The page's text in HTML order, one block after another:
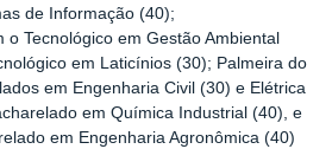
de Informação (40);
o Tecnológico em Gestão Ambiental
em Laticínios (30); Palmeira do
em Engenharia Civil (30) e Elétrica
em Química Industrial (40), e
em Engenharia Agronômica (40)